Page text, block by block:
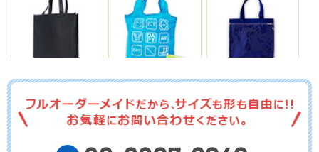
No.7-030 No.7-029 No.7-028